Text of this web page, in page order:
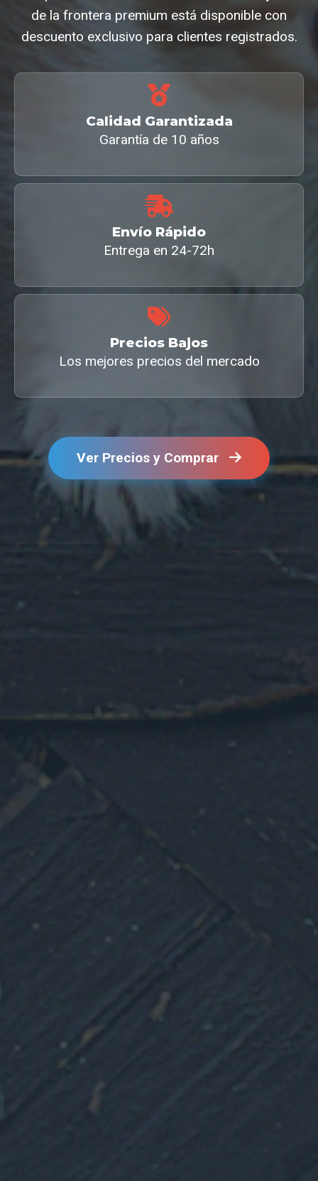
de la frontera premium está disponible con
descuento exclusivo para clientes registrados.
Calidad Garantizada
Garantía de 10 años
Envío Rápido
Entrega en 24-72h
Precios Bajos
Los mejores precios del mercado
Ver Precios y Comprar